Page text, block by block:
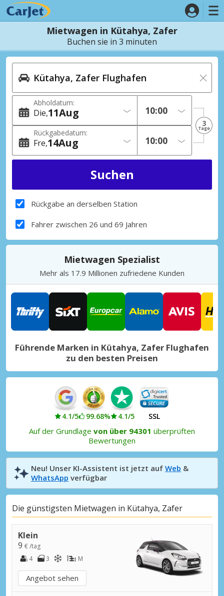
Mietwagen in Kütahya, Zafer
Buchen sie in 3 minuten
Abholdatum:
Die 11Aug
Rückgabedatum:
Fre 14Aug
3
Tage
Rückgabe an derselben Station
Fahrer zwischen 26 und 69 Jahren
Mietwagen Spezialist
Mehr als 17.9 Millionen zufriedene Kunden
Führende Marken in Kütahya, Zafer Flughafen
zu den besten Preisen
4.1/5 99.68% 4.1/5 SSL
Auf der Grundlage von über 94301 überprüften
Bewertungen
Neu! Unser KI-Assistent ist jetzt auf Web &
WhatsApp verfügbar
Die günstigsten Mietwagen in Kütahya, Zafer
Klein
9 € /tag
4
3 M
Angebot sehen